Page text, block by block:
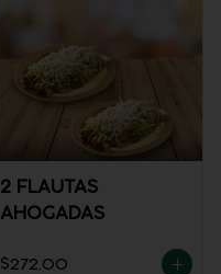
2 FLAUTAS
AHOGADAS
$272.00